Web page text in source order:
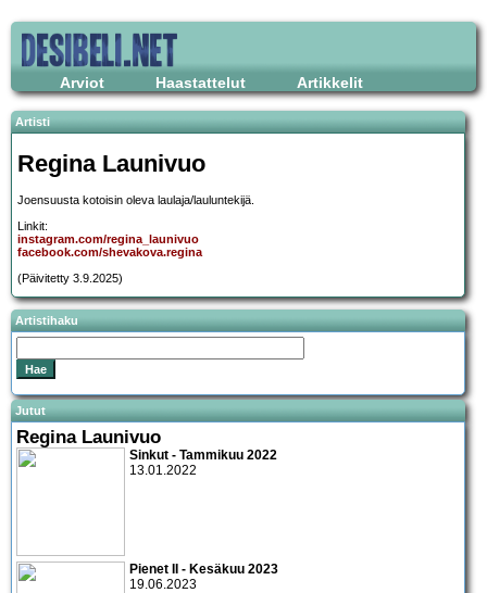
Arviot Haastattelut Artikkelit
Artisti
Regina Launivuo
Joensuusta kotoisin oleva laulaja/lauluntekijä.
Linkit:
instagram.com/regina_launivuo
facebook.com/shevakova.regina
(Päivitetty 3.9.2025)
Artistihaku
Jutut
Regina Launivuo
Sinkut - Tammikuu 2022
13.01.2022
Pienet II - Kesäkuu 2023
19.06.2023